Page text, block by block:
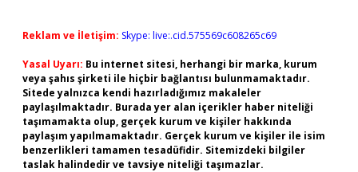
Reklam ve İletişim: Skype: live:.cid.575569c608265c69
Yasal Uyarı: Bu internet sitesi, herhangi bir marka, kurum
veya şahıs şirketi ile hiçbir bağlantısı bulunmamaktadır.
Sitede yalnızca kendi hazırladığımız makaleler
paylaşılmaktadır. Burada yer alan içerikler haber niteliği
taşımamakta olup, gerçek kurum ve kişiler hakkında
paylaşım yapılmamaktadır. Gerçek kurum ve kişiler ile isim
benzerlikleri tamamen tesadüfidir. Sitemizdeki bilgiler
taslak halindedir ve tavsiye niteliği taşımazlar.